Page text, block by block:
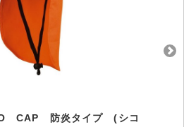
CAP 防炎タイプ (シコ